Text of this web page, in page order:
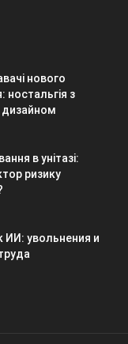
нового
ностальгія з
дизайном
в унітазі:
ризику
ИИ: увольнения и